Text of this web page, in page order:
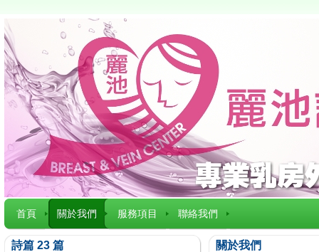
首頁 關於我們 服務項目 聯絡我們
詩篇 23 篇 關於我們